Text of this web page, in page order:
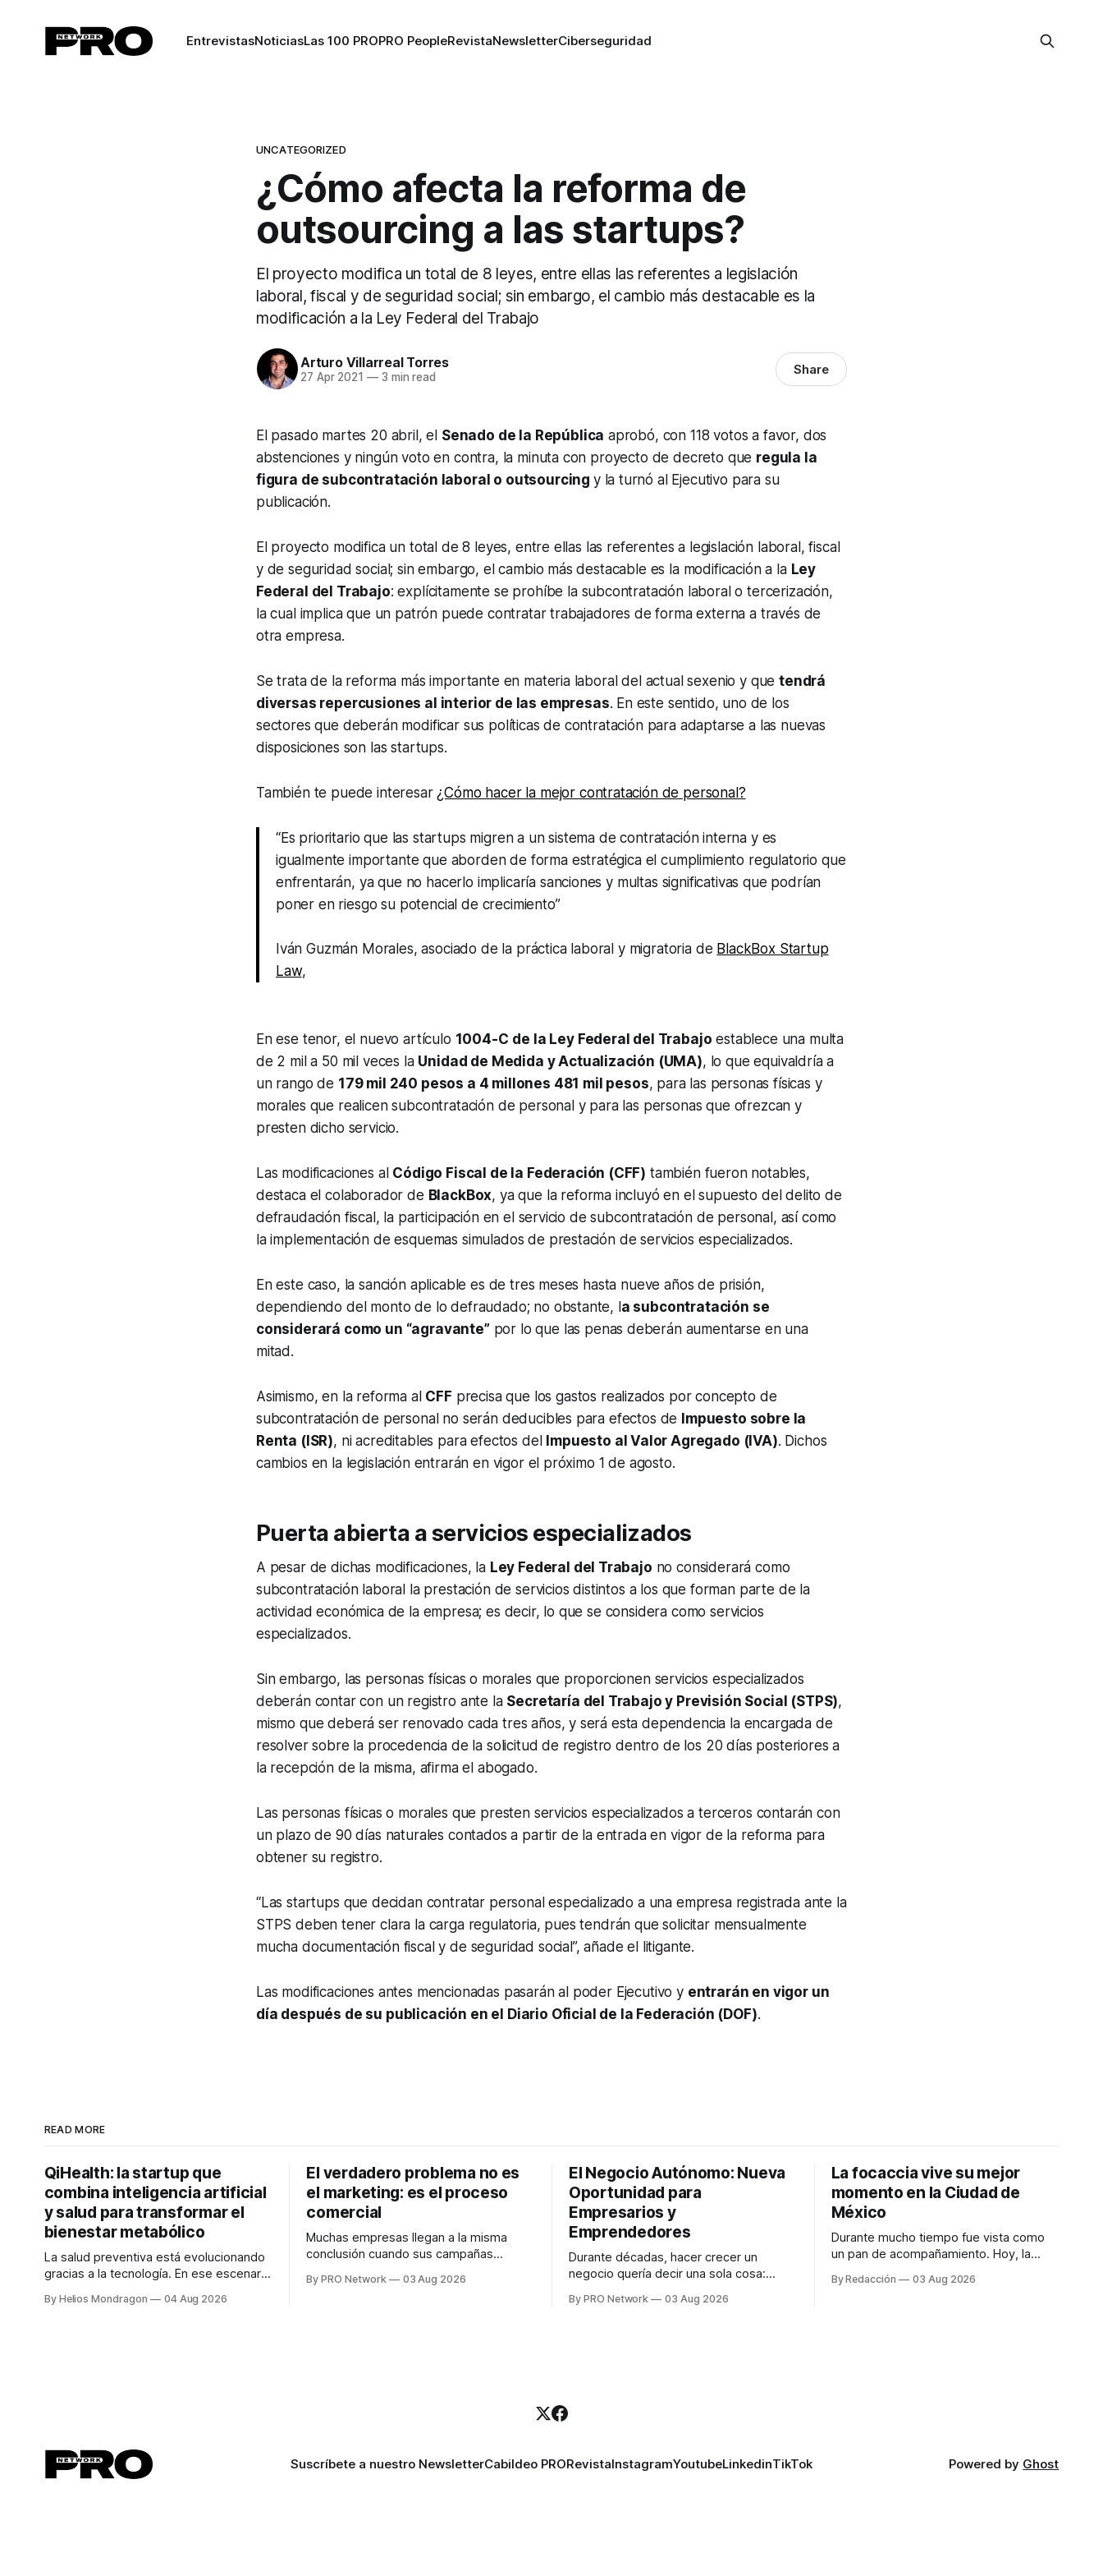
EntrevistasNoticiasLas 100 PROPRO PeopleRevistaNewsletterCiberseguridad
UNCATEGORIZED
¿Cómo afecta la reforma de
outsourcing a las startups?
El proyecto modifica un total de 8 leyes, entre ellas las referentes a legislación
laboral, fiscal y de seguridad social; sin embargo, el cambio más destacable es la
modificación a la Ley Federal del Trabajo
Arturo Villarreal Torres
27 Apr 2021 —3 min read Share
El pasado martes 20 abril, el Senado de la República aprobó, con 118 votos a favor, dos
abstenciones y ningún voto en contra, la minuta con proyecto de decreto que regula la
figura de subcontratación laboral o outsourcing y la turnó al Ejecutivo para su
publicación.
El proyecto modifica un total de 8 leyes, entre ellas las referentes a legislación laboral, fiscal
y de seguridad social; sin embargo, el cambio más destacable es la modificación a la Ley
Federal del Trabajo: explícitamente se prohíbe la subcontratación laboral o tercerización,
la cual implica que un patrón puede contratar trabajadores de forma externa a través de
otra empresa.
Se trata de la reforma más importante en materia laboral del actual sexenio y quetendrá
diversas repercusiones al interior de las empresas. En este sentido, uno de los
sectores que deberán modificar sus políticas de contratación para adaptarse a las nuevas
disposiciones son lasstartups.
También te puede interesar¿Cómo hacer la mejor contratación de personal?
“Es prioritario que las startups migren a un sistema de contratación interna y es
igualmente importante que aborden de forma estratégica el cumplimiento regulatorio que
enfrentarán, ya que no hacerlo implicaría sanciones y multas significativas que podrían
poner en riesgo su potencial de crecimiento”
Iván Guzmán Morales, asociado de la práctica laboral y migratoria de BlackBox Startup
Law,
En ese tenor, el nuevo artículo 1004-C de la Ley Federal del Trabajo establece una multa
de 2 mil a 50 mil veces la Unidad de Medida y Actualización (UMA), lo que equivaldría a
un rango de 179 mil 240 pesos a 4 millones 481 mil pesos, para las personas físicas y
morales que realicen subcontratación de personal y para las personas que ofrezcan y
presten dicho servicio.
Las modificaciones al Código Fiscal de la Federación (CFF) también fueron notables,
destaca el colaborador de BlackBox, ya que la reforma incluyó en el supuesto del delito de
defraudación fiscal, la participación en el servicio de subcontratación de personal, así como
la implementación de esquemas simulados de prestación de servicios especializados.
En este caso, la sanción aplicable es de tres meses hasta nueve años de prisión,
dependiendo del monto de lo defraudado; no obstante, l a subcontratación se
considerará como un “agravante” por lo que las penas deberán aumentarse en una
mitad.
Asimismo, en la reforma al CFF precisa que los gastos realizados por concepto de
subcontratación de personal no serán deducibles para efectos de Impuesto sobre la
Renta (ISR), ni acreditables para efectos del Impuesto al Valor Agregado (IVA). Dichos
cambios en la legislación entrarán en vigor el próximo 1 de agosto.
Puerta abierta a servicios especializados
A pesar de dichas modificaciones, la Ley Federal del Trabajo no considerará como
subcontratación laboral la prestación de servicios distintos a los que forman parte de la
actividad económica de la empresa; es decir, lo que se considera como servicios
especializados.
Sin embargo, las personas físicas o morales que proporcionen servicios especializados
deberán contar con un registro ante la Secretaría del Trabajo y Previsión Social (STPS),
mismo que deberá ser renovado cada tres años, y será esta dependencia la encargada de
resolver sobre la procedencia de la solicitud de registro dentro de los 20 días posteriores a
la recepción de la misma, afirma el abogado.
Las personas físicas o morales que presten servicios especializados a terceros contarán con
un plazo de 90 días naturales contados a partir de la entrada en vigor de la reforma para
obtener su registro.
“Las startups que decidan contratar personal especializado a una empresa registrada ante la
STPS deben tener clara la carga regulatoria, pues tendrán que solicitar mensualmente
mucha documentación fiscal y de seguridad social”, añade el litigante.
Las modificaciones antes mencionadas pasarán al poder Ejecutivo y entrarán en vigor un
día después de su publicación en el Diario Oficial de la Federación (DOF).
READ MORE
QiHealth: la startup que
combina inteligencia artificial
y salud para transformar el
bienestar metabólico
La salud preventiva está evolucionando
gracias a la tecnología. En ese escenario
desarrolla un ecosistema digital capaz
By Helios Mondragon 04 Aug 2026
El verdadero problema no es
el marketing: es el proceso
comercial
Muchas empresas llegan a la misma
conclusión cuando sus campañas
marketing no funciona". Sin embargo,
By PRO Network 03 Aug 2026
El Negocio Autónomo: Nueva
Oportunidad para
Empresarios y
Emprendedores
Durante décadas, hacer crecer un
negocio quería decir una sola cosa:
anuncios, un especialista en marketing
By PRO Network 03 Aug 2026
La focaccia vive su mejor
momento en la Ciudad de
México
Durante mucho tiempo fue vista como
un pan de acompañamiento. Hoy, la
platillos favoritos de quienes buscan
By Redacción 03 Aug 2026
Suscríbete a nuestro NewsletterCabildeo PRORevistaInstagramYoutubeLinkedinTikTok Powered by Ghost